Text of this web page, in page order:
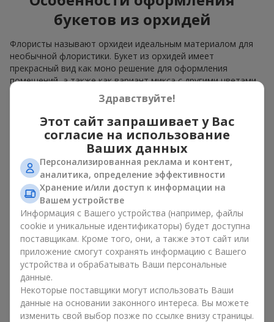
букетов из орхидей
Флористы называют орхидеи идеальным материалом для
необычной флористики. Букет из орхидей имеет
прекрасный вид как моно решение для оформления
помещений, а также как вариант микса с другими цветами,
который сохраняет свою выразительность в любом
Благодаря своей структуре орхидея позволяет создавать
композиции в классическом, минималистичном или
современном стиле. Букет из орхидей эффектно смотрится
как в камерных, так и в масштабных работах, а её
роскошные соцветия легко становятся центральным
элементом композиции. В зависимости от оформления и
сорта растений различается и цена на орхидеи. Учитывайте
это, прежде чем заказать букет из орхидей.
Кому дарят орхидеи?
Букет из орхидей универсален и может подойти любому. Их
дарятлюбимым женщинам
подруге,коллегеилибизнес-партнеру. Сегодня можно
орхидеи купить недорого, а значит, шанс сделать желанный
подарок становится еще больше.
Здравствуйте!
Этот сайт запрашивает у Вас
согласие на использование
Ваших данных
Персонализированная реклама и контент,
аналитика, определение эффективности
Хранение и/или доступ к информации на
Вашем устройстве
Информация с Вашего устройства (например, файлы
cookie и уникальные идентификаторы) будет доступна
поставщикам. Кроме того, они, а также этот сайт или
приложение смогут сохранять информацию с Вашего
устройства и обрабатывать Ваши персональные
данные.
Некоторые поставщики могут использовать Ваши
данные на основании законного интереса. Вы можете
изменить свой выбор позже по ссылке внизу страницы.